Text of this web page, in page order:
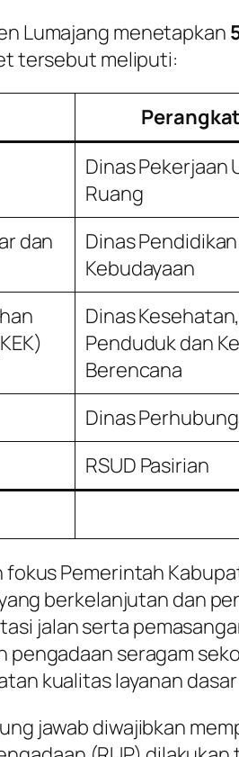
Lumajang menetapkan
tersebut meliputi:
Dinas Pekerjaan
Ruang
dan
Dinas
Kebudayaan
Dinas
Penduduk dan
Berencana
Dinas
RSUD Pasirian
Pemerintah
berkelanjutan dan
jalan serta
seragam
kualitas layanan
jawab diwajibkan